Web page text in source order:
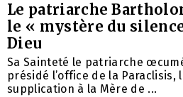
Le patriarche
le « mystère du
Dieu
Sa Sainteté le patriarche
présidé l’office de la Paraclisis,
supplication à la Mère de ...